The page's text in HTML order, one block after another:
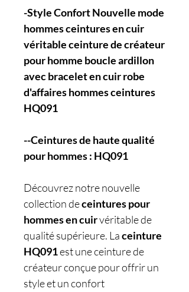
-Style Confort Nouvelle mode
hommes ceintures en cuir
véritable ceinture de créateur
pour homme boucle ardillon
avec bracelet en cuir robe
d'affaires hommes ceintures
HQ091
--Ceintures de haute qualité
pour hommes : HQ091
Découvrez notre nouvelle
collection deceintures pour
hommes en cuirvéritable de
qualité supérieure. Laceinture
HQ091est une ceinture de
créateur conçue pour offrir un
style et un confort